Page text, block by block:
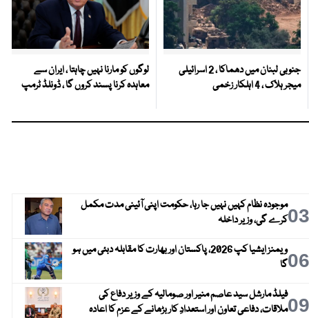
جنوبی لبنان میں دھماکا ، 2 اسرائیلی
میجر ہلاک ، 4 اہلکار زخمی
لوگوں کو مارنا نہیں چاہتا ، ایران سے
معاہدہ کرنا پسند کروں گا ، ڈونلڈ ٹرمپ
03موجودہ نظام کہیں نہیں جا رہا، حکومت اپنی آئینی مدت مکمل
کرے گی، وزیر داخلہ
06
ویمنز ایشیا کپ 2026، پاکستان اور بھارت کا مقابلہ دبئی میں ہو
گا
09فیلڈ مارشل سید عاصم منیر اور صومالیہ کے وزیر دفاع کی
ملاقات، دفاعی تعاون اور استعدادِ کار بڑھانے کے عزم کا اعادہ